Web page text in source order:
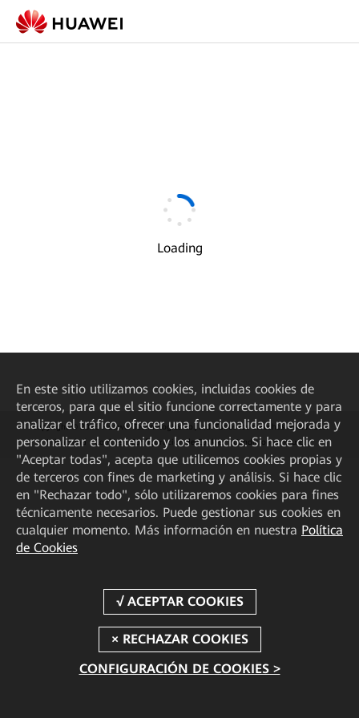
Loading
Copyright © 2026 Huawei Technologies Co., Ltd. Todos los derechos reservados.
Privacidad
Cookies Configuración de Cookies Condiciones de uso
En este sitio utilizamos cookies, incluidas cookies de
terceros, para que el sitio funcione correctamente y para
analizar el tráfico, ofrecer una funcionalidad mejorada y
personalizar el contenido y los anuncios. Si hace clic en
"Aceptar todas", acepta que utilicemos cookies propias y
de terceros con fines de marketing y análisis. Si hace clic
en "Rechazar todo", sólo utilizaremos cookies para fines
técnicamente necesarios. Puede gestionar sus cookies en
cualquier momento. Más información en nuestra Política
de Cookies
CONFIGURACIÓN DE COOKIES >